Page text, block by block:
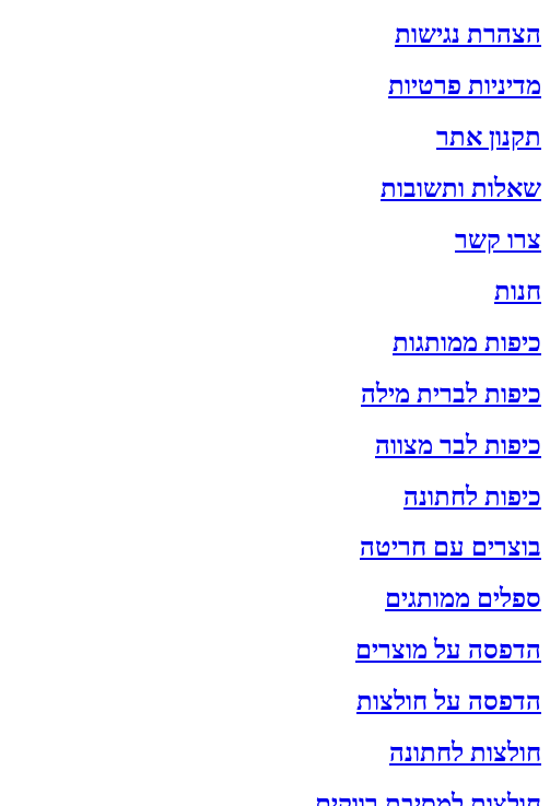
הצהרת נגישות
מדיניות פרטיות
תקנון אתר
שאלות ותשובות
צרו קשר
חנות
כיפות ממותגות
כיפות לברית מילה
כיפות לבר מצווה
כיפות לחתונה
בוצרים עם חריטה
ספלים ממותגים
הדפסה על מוצרים
הדפסה על חולצות
חולצות לחתונה